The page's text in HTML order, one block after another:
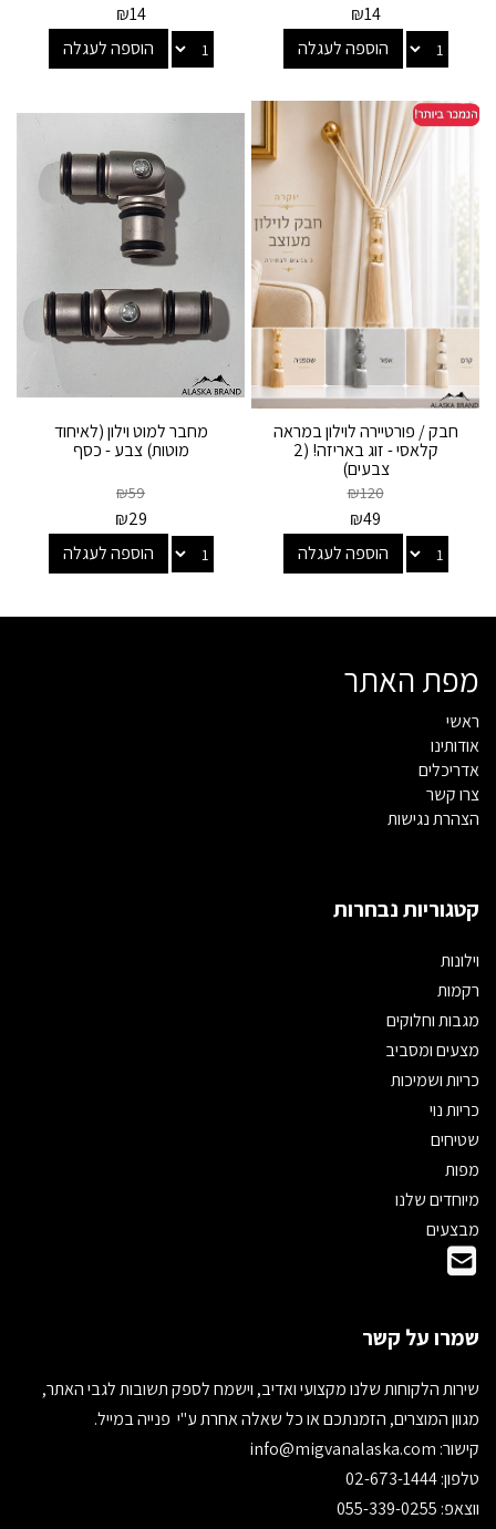
₪14
הוספה לעגלה
₪14
הוספה לעגלה
חבק / פורטיירה לוילון במראה
קלאסי - זוג באריזה! (2
צבעים)
₪120
₪49
הוספה לעגלה
מחבר למוט וילון (לאיחוד
מוטות) צבע - כסף
₪59
₪29
הוספה לעגלה
מפת האתר
ראשי
אודותינו
אדריכלים
צרו קשר
הצהרת נגישות
קטגוריות נבחרות
וילונות
רקמות
מגבות וחלוקים
מצעים ומסביב
כריות ושמיכות
כריות נוי
שטיחים
מפות
מיוחדים שלנו
מבצעים
שמרו על קשר
שירות הלקוחות שלנו מקצועי ואדיב, וישמח לספק תשובות לגבי האתר,
מגוון המוצרים, הזמנתכם או כל שאלה אחרת ע"י פנייה במייל.
קישור:
טלפון: 02-673-1444
ווצאפ: 055-339-0255